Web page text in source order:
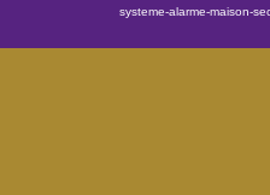
systeme-alarme-maison-